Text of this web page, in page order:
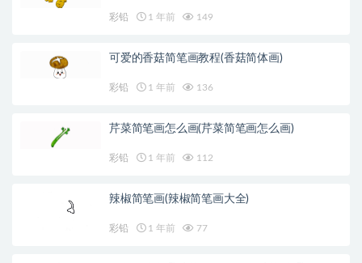
彩铅 1 年前 149
可爱的香菇简笔画教程(香菇简体画)
彩铅 1 年前 136
芹菜简笔画怎么画(芹菜简笔画怎么画)
彩铅 1 年前 112
辣椒简笔画(辣椒简笔画大全)
彩铅 1 年前 77